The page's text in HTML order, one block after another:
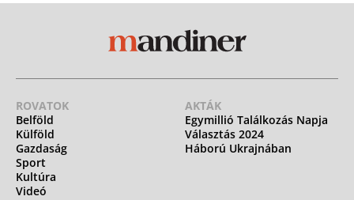
ROVATOK
Belföld
Külföld
Gazdaság
Sport
Kultúra
Videó
AKTÁK
Egymillió Találkozás Napja
Választás 2024
Háború Ukrajnában